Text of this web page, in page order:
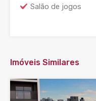
Salão de jogos
Imóveis Similares